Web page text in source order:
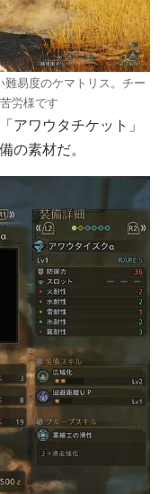
易度のケマトリス。チー
労様です
アワウタチケット」
の素材だ。